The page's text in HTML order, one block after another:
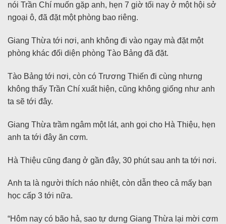
nói Trần Chí muốn gặp anh, hẹn 7 giờ tối nay ở một hội sở
ngoại ô, đã đặt một phòng bao riêng.
Giang Thừa tới nơi, anh không đi vào ngay mà đặt một
phòng khác đối diện phòng Tào Bảng đã đặt.
Tào Bảng tới nơi, còn có Trương Thiến đi cùng nhưng
không thấy Trần Chí xuất hiện, cũng không giống như anh
ta sẽ tới đây.
Giang Thừa trầm ngâm một lát, anh gọi cho Hà Thiệu, hẹn
anh ta tới đây ăn cơm.
Hà Thiệu cũng đang ở gần đây, 30 phút sau anh ta tới nơi.
Anh ta là người thích náo nhiệt, còn dẫn theo cả mấy bạn
học cấp 3 tới nữa.
“Hôm nay có bão hả, sao tự dưng Giang Thừa lại mời cơm